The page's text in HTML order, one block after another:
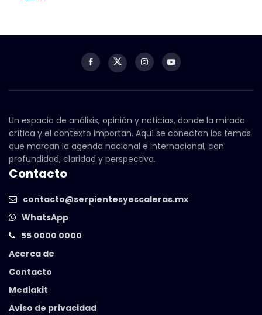
Un espacio de análisis, opinión y noticias, donde la mirada
crítica y el contexto importan. Aquí se conectan los temas
que marcan la agenda nacional e internacional, con
profundidad, claridad y perspectiva.
Contacto
contacto@serpientesyescaleras.mx
WhatsApp
55 0000 0000
Acerca de
Contacto
Mediakit
Aviso de privacidad